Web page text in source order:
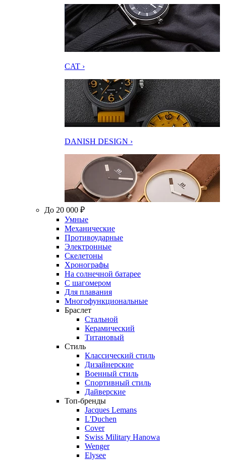
CAT ›
DANISH DESIGN ›
До 20 000 ₽
Умные
Механические
Противоударные
Электронные
Скелетоны
Хронографы
На солнечной батарее
С шагомером
Для плавания
Многофункциональные
Браслет
Стальной
Керамический
Титановый
Стиль
Классический стиль
Дизайнерские
Военный стиль
Спортивный стиль
Дайверские
Топ-бренды
Jacques Lemans
L'Duchen
Cover
Swiss Military Hanowa
Wenger
Elysee